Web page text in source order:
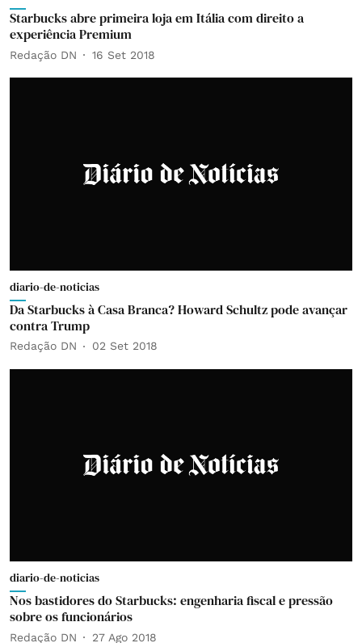
Starbucks abre primeira loja em Itália com direito a
experiência Premium
Redação DN 16 Set 2018
diario-de-noticias
Da Starbucks à Casa Branca? Howard Schultz pode avançar
contra Trump
Redação DN 02 Set 2018
diario-de-noticias
Nos bastidores do Starbucks: engenharia fiscal e pressão
sobre os funcionários
Redação DN 27 Ago 2018